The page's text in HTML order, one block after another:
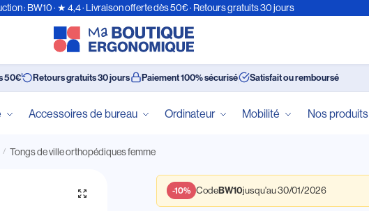
: BW10 · ★ 4,4 · Livraison offerte dès 50€ · Retours gratuits 30 jours
50€ Retours gratuits 30 jours Paiement 100% sécurisé Satisfait ou remboursé
Accessoires de bureau Ordinateur Mobilité Nos produits
/ Tongs de ville orthopédiques femme
-10% CodeBW10jusqu'au 30/01/2026